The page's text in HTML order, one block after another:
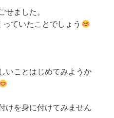
ました。
っていたことでしょう
いことはじめてみようか
けを身に付けてみません